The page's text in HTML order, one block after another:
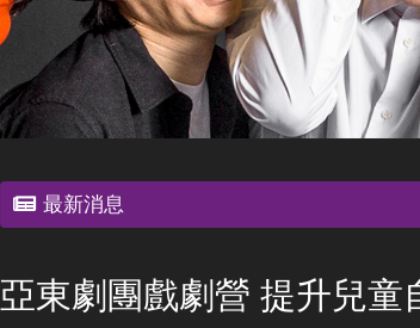
最新消息
亞東劇團戲劇營 提升兒童